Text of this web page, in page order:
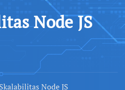
Node JS
Skalabilitas Node JS